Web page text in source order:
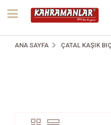
ANA SAYFA ÇATAL KAŞIK